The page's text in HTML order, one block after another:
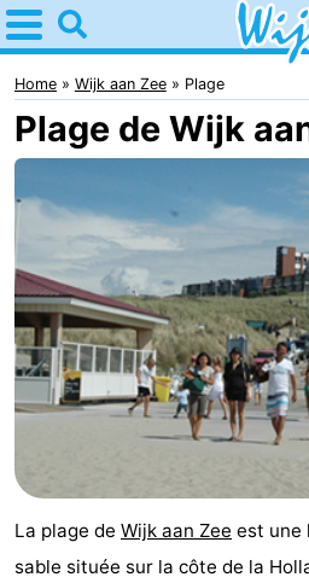
Home
Wijk
aan
Astuces
enfants
la
nuit
Appartements
Campings
Chaumières
minutes
Plages
Home Wijk aan Zee Plage
Plage de Wijk
La plage de Wijk aan Zee est une
sable située sur la côte de la